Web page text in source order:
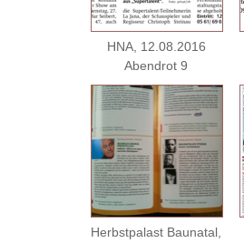
HNA, 12.08.2016
Abendrot 9
Herbstpalast Baunatal,